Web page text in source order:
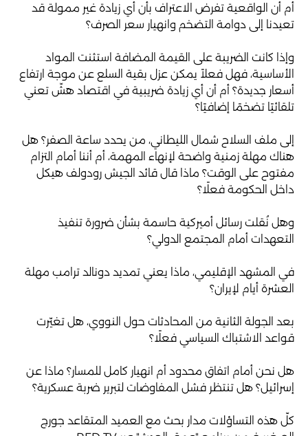
أم أن الواقعية تفرض الاعتراف بأن أي زيادة غير ممولة قد
تعيدنا إلى دوامة التضخم وانهيار سعر الصرف؟
وإذا كانت الضريبة على القيمة المضافة استثنت المواد
الأساسية، فهل فعلاً يمكن عزل بقية السلع عن موجة ارتفاع
أسعار جديدة؟ أم أن أي زيادة ضريبية في اقتصاد هشّ تعني
تلقائيًا تضخمًا إضافيًا؟
إلى ملف السلاح شمال الليطاني، من يحدد ساعة الصفر؟ هل
هناك مهلة زمنية واضحة لإنهاء المهمة، أم أننا أمام التزام
مفتوح على الوقت؟ ماذا قال قائد الجيش رودولف هيكل
داخل الحكومة فعلًا؟
وهل نُقلت رسائل أميركية حاسمة بشأن ضرورة تنفيذ
التعهدات أمام المجتمع الدولي؟
في المشهد الإقليمي، ماذا يعني تمديد دونالد ترامب مهلة
العشرة أيام لإيران؟
بعد الجولة الثانية من المحادثات حول النووي، هل تغيّرت
قواعد الاشتباك السياسي فعلًا؟
هل نحن أمام اتفاق محدود أم انهيار كامل للمسار؟ ماذا عن
إسرائيل؟ هل تنتظر فشل المفاوضات لتبرير ضربة عسكرية؟
كلّ هذه التساؤلات مدار بحث مع العميد المتقاعد جورج